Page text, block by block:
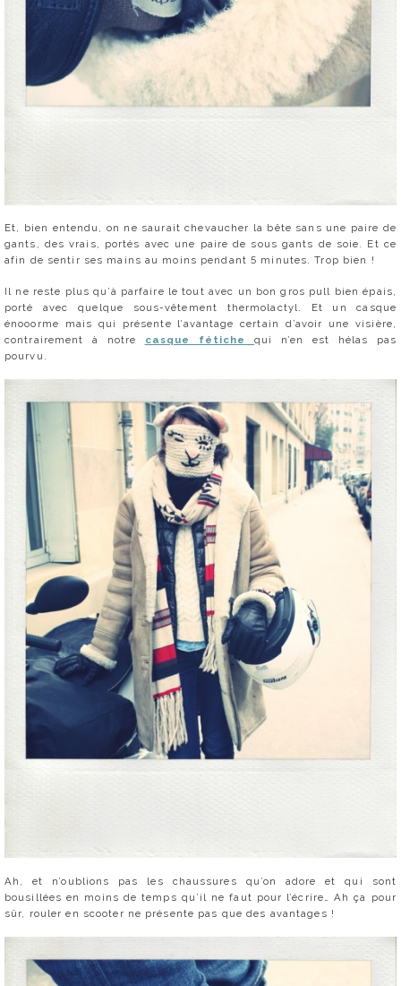
Et, bien entendu, on ne saurait chevaucher la bête sans une paire de
gants, des vrais, portés avec une paire de sous gants de soie. Et ce
afin de sentir ses mains au moins pendant 5 minutes. Trop bien !
Il ne reste plus qu’à parfaire le tout avec un bon gros pull bien épais,
porté avec quelque sous-vêtement thermolactyl. Et un casque
énooorme mais qui présente l’avantage certain d’avoir une visière,
contrairement à notre casque fétichequi n’en est hélas pas
pourvu.
Ah, et n’oublions pas les chaussures qu’on adore et qui sont
bousillées en moins de temps qu’il ne faut pour l’écrire… Ah ça pour
sûr, rouler en scooter ne présente pas que des avantages !